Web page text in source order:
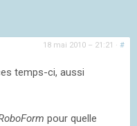
18 mai 2010 – 21:21 · #
temps-ci, aussi
pour quelle